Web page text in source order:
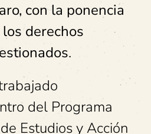
con la ponencia
derechos
.
del Programa
Estudios y Acción